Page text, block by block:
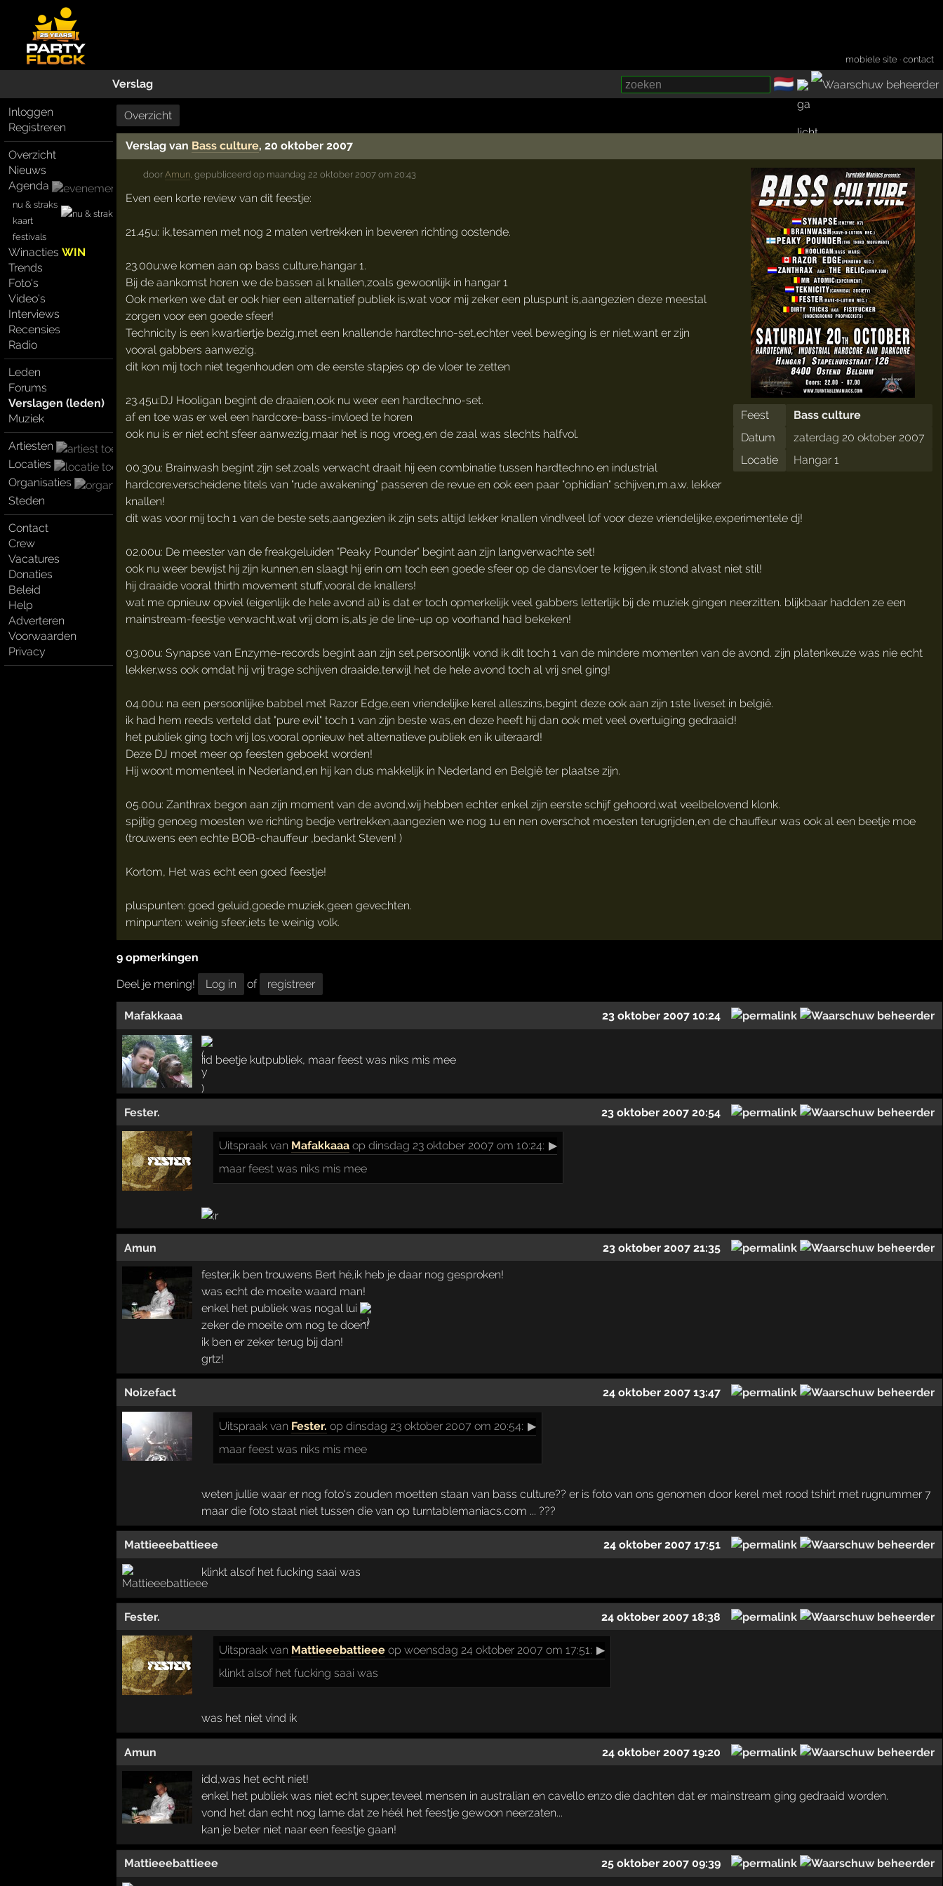
mobiele site ·contact
Verslag 🇳🇱
Inloggen
Registreren
Overzicht
Nieuws
Agenda
nu & straks
kaart
festivals
WinactiesWIN
Trends
Foto's
Video's
Interviews
Recensies
Radio
Leden
Forums
Verslagen (leden)
Muziek
Artiesten
Locaties
Organisaties
Steden
Contact
Crew
Vacatures
Donaties
Beleid
Help
Adverteren
Voorwaarden
Privacy
Overzicht
Verslag van Bass culture, 20 oktober 2007
doorAmun, gepubliceerd op maandag 22 oktober 2007 om 20:43
Feest
Bass culture
Datum
zaterdag 20 oktober 2007
Locatie
Hangar 1
Even een korte review van dit feestje:
21.45u: ik,tesamen met nog 2 maten vertrekken in beveren richting oostende.
23.00u:we komen aan op bass culture,hangar 1.
Bij de aankomst horen we de bassen al knallen,zoals gewoonlijk in hangar 1
Ook merken we dat er ook hier een alternatief publiek is,wat voor mij zeker een pluspunt is,aangezien deze meestal
zorgen voor een goede sfeer!
Technicity is een kwartiertje bezig,met een knallende hardtechno-set,echter veel beweging is er niet,want er zijn
vooral gabbers aanwezig.
dit kon mij toch niet tegenhouden om de eerste stapjes op de vloer te zetten
23.45u:DJ Hooligan begint de draaien,ook nu weer een hardtechno-set.
af en toe was er wel een hardcore-bass-invloed te horen
ook nu is er niet echt sfeer aanwezig,maar het is nog vroeg,en de zaal was slechts halfvol.
00.30u: Brainwash begint zijn set.zoals verwacht draait hij een combinatie tussen hardtechno en industrial
hardcore.verscheidene titels van "rude awakening" passeren de revue en ook een paar "ophidian" schijven,m.a.w. lekker
knallen!
dit was voor mij toch 1 van de beste sets,aangezien ik zijn sets altijd lekker knallen vind!veel lof voor deze vriendelijke,experimentele dj!
02.00u: De meester van de freakgeluiden "Peaky Pounder" begint aan zijn langverwachte set!
ook nu weer bewijst hij zijn kunnen,en slaagt hij erin om toch een goede sfeer op de dansvloer te krijgen,ik stond alvast niet stil!
hij draaide vooral thirth movement stuff,vooral de knallers!
wat me opnieuw opviel (eigenlijk de hele avond al) is dat er toch opmerkelijk veel gabbers letterlijk bij de muziek gingen neerzitten. blijkbaar hadden ze een
mainstream-feestje verwacht,wat vrij dom is,als je de line-up op voorhand had bekeken!
03.00u: Synapse van Enzyme-records begint aan zijn set.persoonlijk vond ik dit toch 1 van de mindere momenten van de avond. zijn platenkeuze was nie echt
lekker,wss ook omdat hij vrij trage schijven draaide,terwijl het de hele avond toch al vrij snel ging!
04.00u: na een persoonlijke babbel met Razor Edge,een vriendelijke kerel alleszins,begint deze ook aan zijn 1ste liveset in belgië.
ik had hem reeds verteld dat "pure evil" toch 1 van zijn beste was,en deze heeft hij dan ook met veel overtuiging gedraaid!
het publiek ging toch vrij los,vooral opnieuw het alternatieve publiek en ik uiteraard!
Deze DJ moet meer op feesten geboekt worden!
Hij woont momenteel in Nederland,en hij kan dus makkelijk in Nederland en België ter plaatse zijn.
05.00u: Zanthrax begon aan zijn moment van de avond,wij hebben echter enkel zijn eerste schijf gehoord,wat veelbelovend klonk.
spijtig genoeg moesten we richting bedje vertrekken,aangezien we nog 1u en nen overschot moesten terugrijden,en de chauffeur was ook al een beetje moe
(trouwens een echte BOB-chauffeur ,bedankt Steven! )
Kortom, Het was echt een goed feestje!
pluspunten: goed geluid,goede muziek,geen gevechten.
minpunten: weinig sfeer,iets te weinig volk.
9 opmerkingen
Deel je mening!
Log in of registreer
Mafakkaaa 23 oktober 2007 10:24
iid beetje kutpubliek, maar feest was niks mis mee
Fester. 23 oktober 2007 20:54
Uitspraakvan Mafakkaaaop dinsdag 23 oktober 2007 om 10:24: ▶
maar feest was niks mis mee
Amun 23 oktober 2007 21:35
fester,ik ben trouwens Bert hé,ik heb je daar nog gesproken!
was echt de moeite waard man!
enkel het publiek was nogal lui
zeker de moeite om nog te doen!
ik ben er zeker terug bij dan!
grtz!
Noizefact 24 oktober 2007 13:47
Uitspraakvan Fester. op dinsdag 23 oktober 2007 om 20:54: ▶
maar feest was niks mis mee
weten jullie waar er nog foto's zouden moetten staan van bass culture?? er is foto van ons genomen door kerel met rood tshirt met rugnummer 7
maar die foto staat niet tussen die van op turntablemaniacs.com ... ???
Mattieeebattieee 24 oktober 2007 17:51
klinkt alsof het fucking saai was
Fester. 24 oktober 2007 18:38
Uitspraakvan Mattieeebattieeeop woensdag 24 oktober 2007 om 17:51: ▶
klinkt alsof het fucking saai was
was het niet vind ik
Amun 24 oktober 2007 19:20
idd,was het echt niet!
enkel het publiek was niet echt super,teveel mensen in australian en cavello enzo die dachten dat er mainstream ging gedraaid worden.
vond het dan echt nog lame dat ze héél het feestje gewoon neerzaten...
kan je beter niet naar een feestje gaan!
Mattieeebattieee 25 oktober 2007 09:39